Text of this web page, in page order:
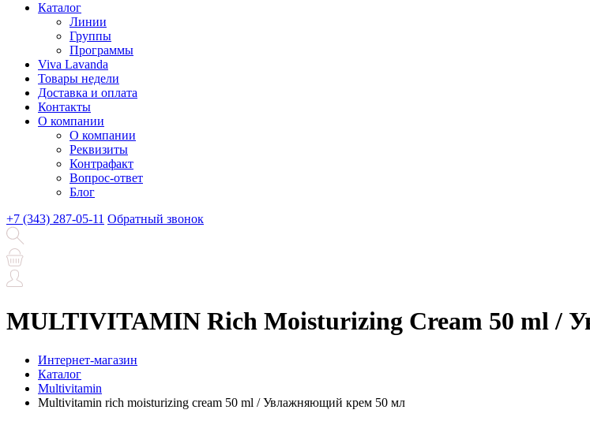
Каталог
Линии
Группы
Программы
Viva Lavanda
Товары недели
Доставка и оплата
Контакты
О компании
О компании
Реквизиты
Контрафакт
Вопрос-ответ
Блог
+7 (343) 287-05-11 Обратный звонок
MULTIVITAMIN Rich Moisturizing Cream 50 ml /
Интернет-магазин
Каталог
Multivitamin
Multivitamin rich moisturizing cream 50 ml / Увлажняющий крем 50 мл